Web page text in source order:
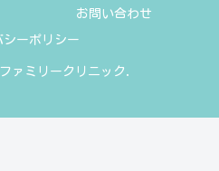
お問い合わせ
シーポリシー
ァミリークリニック.